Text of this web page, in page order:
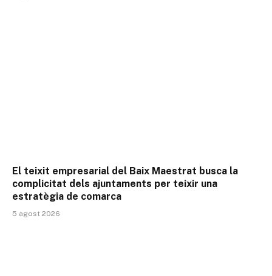
El teixit empresarial del Baix Maestrat busca la
complicitat dels ajuntaments per teixir una
estratègia de comarca
5 agost 2026